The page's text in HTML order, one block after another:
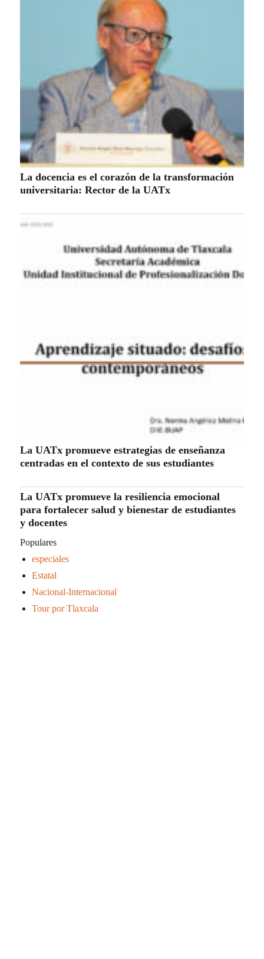
La docencia es el corazón de la transformación
universitaria: Rector de la UATx
La UATx promueve estrategias de enseñanza
centradas en el contexto de sus estudiantes
La UATx promueve la resiliencia emocional
para fortalecer salud y bienestar de estudiantes
y docentes
Populares
especiales
Estatal
Nacional-Internacional
Tour por Tlaxcala